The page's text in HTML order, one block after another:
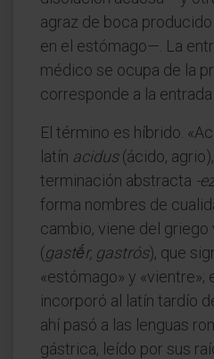
agraz de boca
en el estómago—. La
médico se ocupa de la
corresponde a la entrada
El término es híbrido.
latín acidus(ácido,
terminación abstracta -
forma nombres de
cambio, viene del griego
(gastḗr, gastrós), que
«estómago» y «vientre»;
incorporó al latín tardío
ahí pasó a las lenguas
gástrica, leído por sus